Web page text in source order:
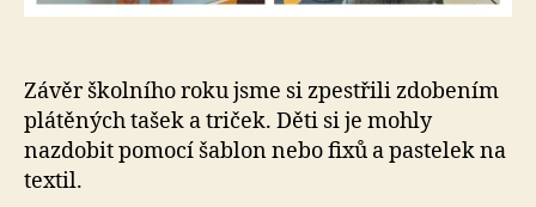
Závěr školního roku jsme si zpestřili zdobením
plátěných tašek a triček. Děti si je mohly
nazdobit pomocí šablon nebo fixů a pastelek na
textil.